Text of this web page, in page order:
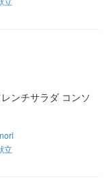
チサラダ コンソ
立